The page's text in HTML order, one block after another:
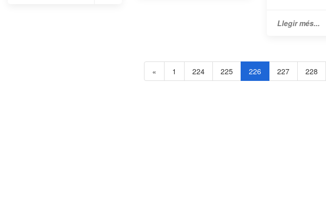
Llegir més...
« 1 224 225 226 227 228